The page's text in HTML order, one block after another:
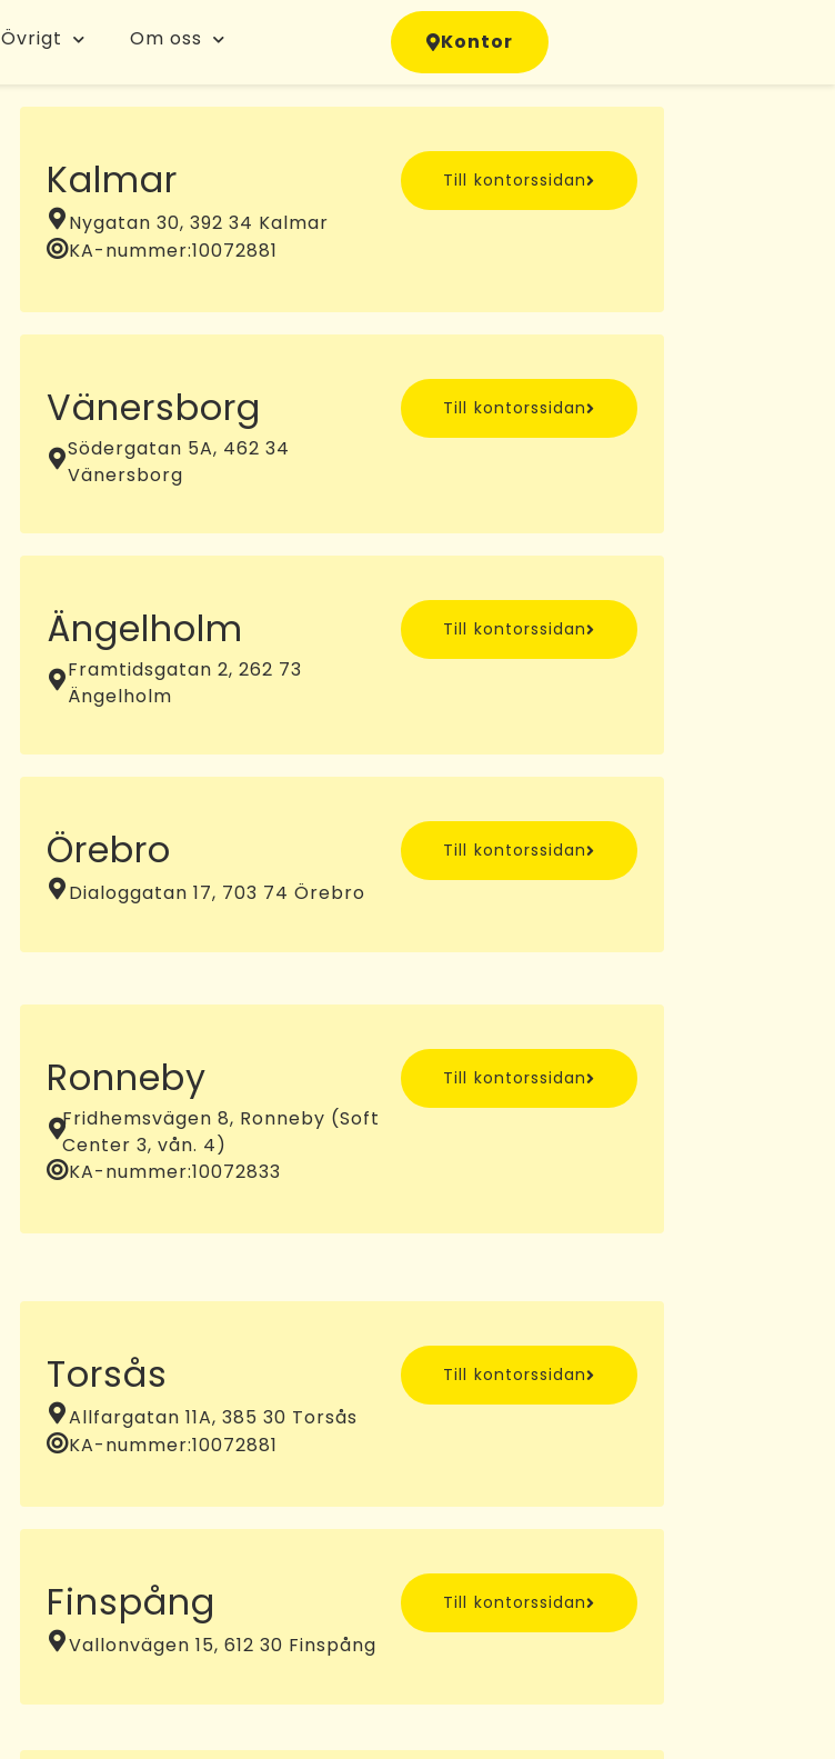
Övrigt Om oss Kontor
Kalmar
Nygatan 30, 392 34 Kalmar
KA-nummer:10072881
Till kontorssidan
Vänersborg
Södergatan 5A, 462 34
Vänersborg
Till kontorssidan
Ängelholm
Framtidsgatan 2, 262 73
Ängelholm
Till kontorssidan
Örebro
Dialoggatan 17, 703 74 Örebro
Till kontorssidan
Ronneby
Fridhemsvägen 8, Ronneby (Soft
Center 3, vån. 4)
KA-nummer:10072833
Till kontorssidan
Torsås
Allfargatan 11A, 385 30 Torsås
KA-nummer:10072881
Till kontorssidan
Finspång
Vallonvägen 15, 612 30 Finspång
Till kontorssidan